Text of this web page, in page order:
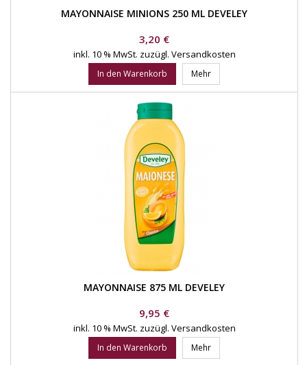
MAYONNAISE MINIONS 250 ML DEVELEY
Preis
3,20 €
inkl. 10 % MwSt. zuzügl. Versandkosten
In den Warenkorb Mehr
MAYONNAISE 875 ML DEVELEY
Preis
9,95 €
inkl. 10 % MwSt. zuzügl. Versandkosten
In den Warenkorb Mehr